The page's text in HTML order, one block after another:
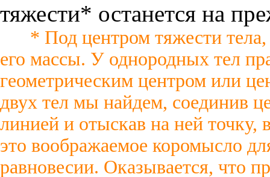
тяжести* останется на
* Под центром тяжести тела,
его массы. У однородных тел
геометрическим центром или
двух тел мы найдем, соединив
линией и отыскав на ней
это воображаемое коромысло
равновесии. Оказывается, что